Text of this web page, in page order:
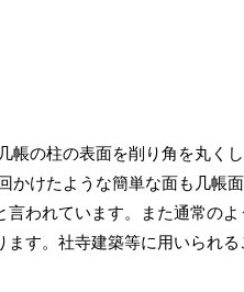
几帳の柱の表面を削り角を丸く
かけたような簡単な面も几帳
われています。また通常の
す。社寺建築等に用いられる